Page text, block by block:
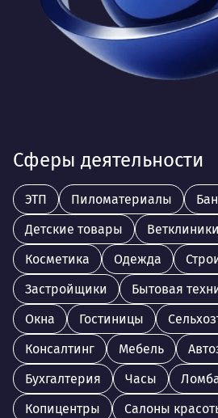
Сферы деятельности
ЭТП Пиломатериалы
Детские товары
Ветклиники
Косметика
Одежда
Застройщики
Бытовая
Окна
Гостиницы
Консалтинг
Мебель
Бухгалтерия
Часы
Копицентры
Салоны